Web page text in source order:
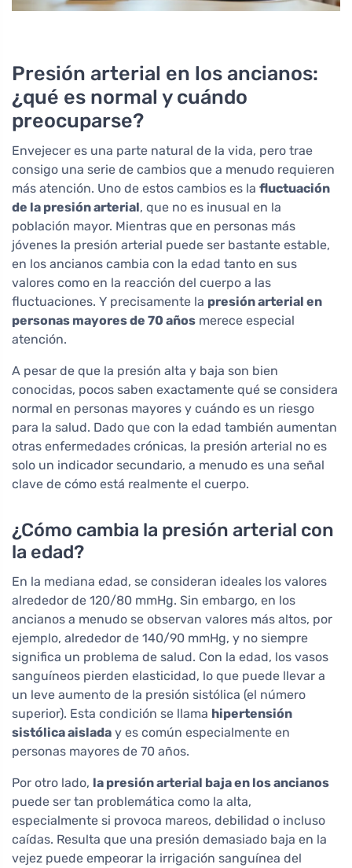
Presión arterial en los ancianos:
¿qué es normal y cuándo
preocuparse?
Envejecer es una parte natural de la vida, pero trae
consigo una serie de cambios que a menudo requieren
más atención. Uno de estos cambios es la fluctuación
de la presión arterial, que no es inusual en la
población mayor. Mientras que en personas más
jóvenes la presión arterial puede ser bastante estable,
en los ancianos cambia con la edad tanto en sus
valores como en la reacción del cuerpo a las
fluctuaciones. Y precisamente la presión arterial en
personas mayores de 70 años merece especial
atención.
A pesar de que la presión alta y baja son bien
conocidas, pocos saben exactamente qué se considera
normal en personas mayores y cuándo es un riesgo
para la salud. Dado que con la edad también aumentan
otras enfermedades crónicas, la presión arterial no es
solo un indicador secundario, a menudo es una señal
clave de cómo está realmente el cuerpo.
¿Cómo cambia la presión arterial con
la edad?
En la mediana edad, se consideran ideales los valores
alrededor de 120/80 mmHg. Sin embargo, en los
ancianos a menudo se observan valores más altos, por
ejemplo, alrededor de 140/90 mmHg, y no siempre
significa un problema de salud. Con la edad, los vasos
sanguíneos pierden elasticidad, lo que puede llevar a
un leve aumento de la presión sistólica (el número
superior). Esta condición se llama hipertensión
sistólica aislada y es común especialmente en
personas mayores de 70 años.
Por otro lado, la presión arterial baja en los ancianos
puede ser tan problemática como la alta,
especialmente si provoca mareos, debilidad o incluso
caídas. Resulta que una presión demasiado baja en la
vejez puede empeorar la irrigación sanguínea del